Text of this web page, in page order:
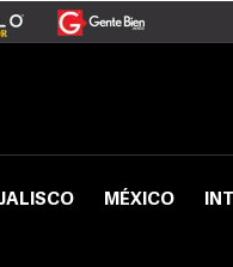
MÉXICO